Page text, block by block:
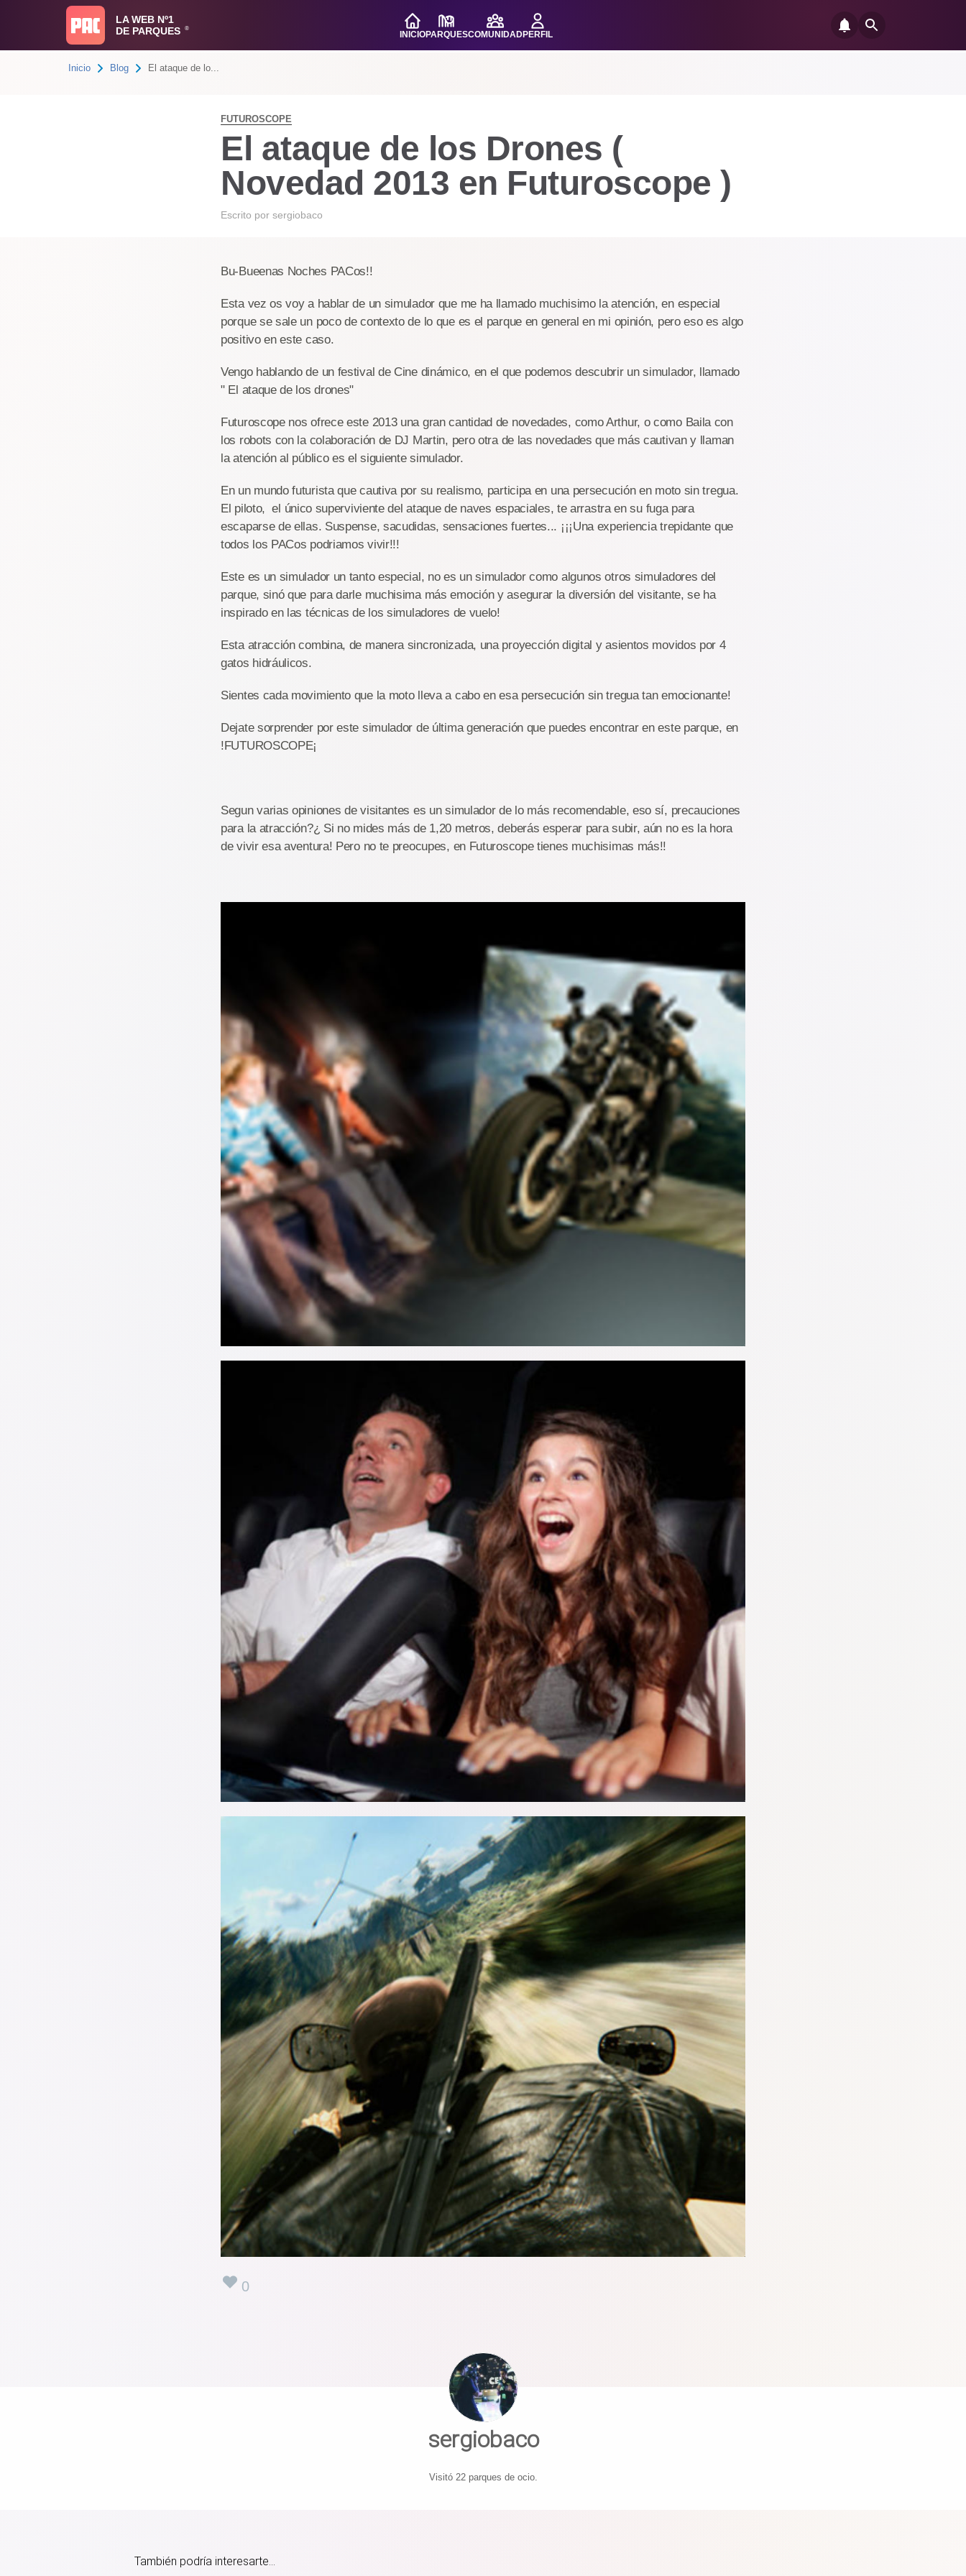
LA WEB Nº1
DE PARQUES
®
INICIOPARQUESCOMUNIDADPERFIL
Inicio Blog El ataque de lo...
FUTUROSCOPE
El ataque de los Drones (
Novedad 2013 en Futuroscope )
Escrito por sergiobaco
Bu-Bueenas Noches PACos!!
Esta vez os voy a hablar de un simulador que me ha llamado muchisimo la atención, en especial
porque se sale un poco de contexto de lo que es el parque en general en mi opinión, pero eso es algo
positivo en este caso.
Vengo hablando de un festival de Cine dinámico, en el que podemos descubrir un simulador, llamado
" El ataque de los drones"
Futuroscope nos ofrece este 2013 una gran cantidad de novedades, como Arthur, o como Baila con
los robots con la colaboración de DJ Martin, pero otra de las novedades que más cautivan y llaman
la atención al público es el siguiente simulador.
En un mundo futurista que cautiva por su realismo, participa en una persecución en moto sin tregua.
El piloto, el único superviviente del ataque de naves espaciales, te arrastra en su fuga para
escaparse de ellas. Suspense, sacudidas, sensaciones fuertes... ¡¡¡Una experiencia trepidante que
todos los PACos podriamos vivir!!!
Este es un simulador un tanto especial, no es un simulador como algunos otros simuladores del
parque, sinó que para darle muchisima más emoción y asegurar la diversión del visitante, se ha
inspirado en las técnicas de los simuladores de vuelo!
Esta atracción combina, de manera sincronizada, una proyección digital y asientos movidos por 4
gatos hidráulicos.
Sientes cada movimiento que la moto lleva a cabo en esa persecución sin tregua tan emocionante!
Dejate sorprender por este simulador de última generación que puedes encontrar en este parque, en
!FUTUROSCOPE¡
Segun varias opiniones de visitantes es un simulador de lo más recomendable, eso sí, precauciones
para la atracción?¿ Si no mides más de 1,20 metros, deberás esperar para subir, aún no es la hora
de vivir esa aventura! Pero no te preocupes, en Futuroscope tienes muchisimas más!!
0
sergiobaco
Visitó 22 parques de ocio.
También podría interesarte...